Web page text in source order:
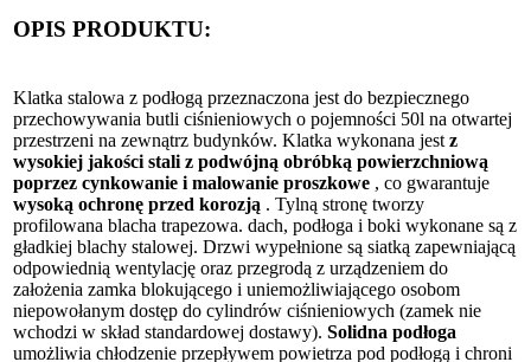
OPIS PRODUKTU:
Klatka stalowa z podłogą przeznaczona jest do bezpiecznego
przechowywania butli ciśnieniowych o pojemności 50l na otwartej
przestrzeni na zewnątrz budynków. Klatka wykonana jest z
wysokiej jakości stali z podwójną obróbką powierzchniową
poprzez cynkowanie i malowanie proszkowe , co gwarantuje
wysoką ochronę przed korozją . Tylną stronę tworzy
profilowana blacha trapezowa. dach, podłoga i boki wykonane są z
gładkiej blachy stalowej. Drzwi wypełnione są siatką zapewniającą
odpowiednią wentylację oraz przegrodą z urządzeniem do
założenia zamka blokującego i uniemożliwiającego osobom
niepowołanym dostęp do cylindrów ciśnieniowych (zamek nie
wchodzi w skład standardowej dostawy). Solidna podłoga
umożliwia chłodzenie przepływem powietrza pod podłogą i chroni